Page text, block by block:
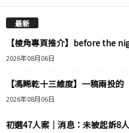
最新
【棱角專頁推介】before the
2026年08月06日
【馮睎乾十三維度】一稿兩投的
2026年08月06日
初選47人案｜消息：未被起訴8